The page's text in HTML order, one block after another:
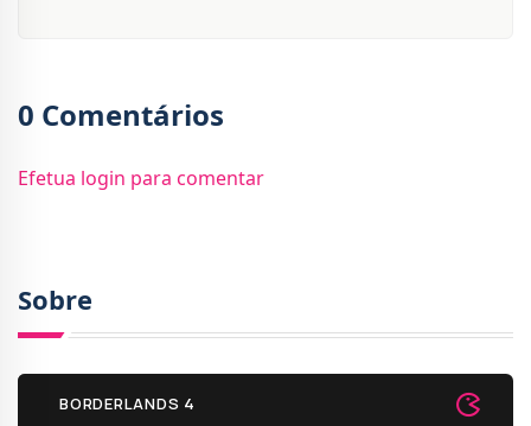
0 Comentários
Efetua login para comentar
Sobre
BORDERLANDS 4